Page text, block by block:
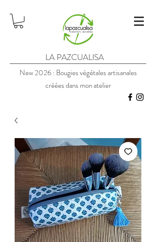
LA PAZCUALISA
New 2026 : Bougies végétales artisanales
créées dans mon atelier